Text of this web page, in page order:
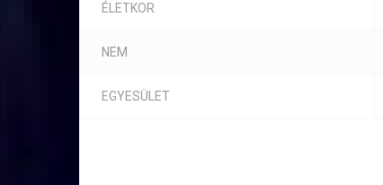
ÉLETKOR
NEM
EGYESÜLET